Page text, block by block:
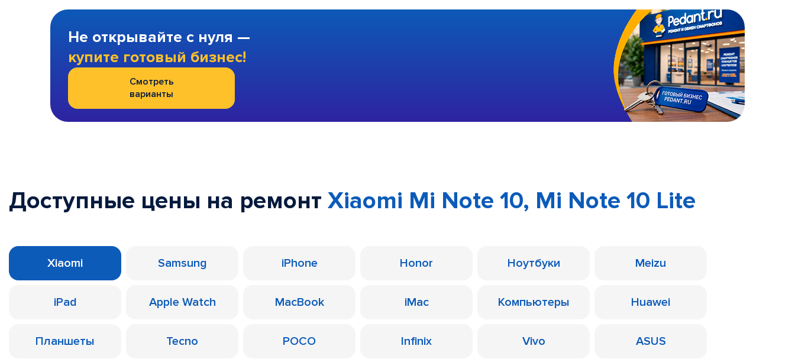
Не открывайте с нуля —
купите готовый бизнес!
Смотреть
варианты
Доступные цены на ремонт Xiaomi Mi Note 10, Mi Note 10 Lite
Xiaomi Samsung iPhone Honor Ноутбуки Meizu
iPad Apple Watch MacBook iMac Компьютеры Huawei
Планшеты Tecno POCO Infinix Vivo ASUS